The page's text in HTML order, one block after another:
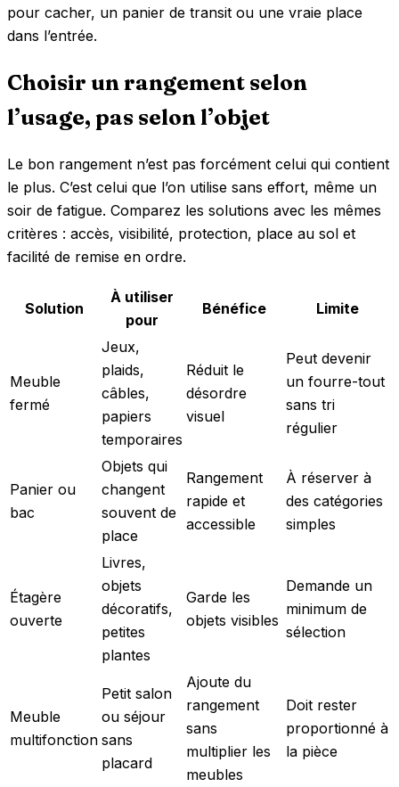
pour cacher, un panier de transit ou une vraie place
dans l’entrée.
Choisir un rangement selon
l’usage, pas selon l’objet
Le bon rangement n’est pas forcément celui qui contient
le plus. C’est celui que l’on utilise sans effort, même un
soir de fatigue. Comparez les solutions avec les mêmes
critères : accès, visibilité, protection, place au sol et
facilité de remise en ordre.
Solution
À utiliser
pour
Bénéfice Limite
Meuble
fermé
Jeux,
plaids,
câbles,
papiers
temporaires
Réduit le
désordre
visuel
Peut devenir
un fourre-tout
sans tri
régulier
Panier ou
bac
Objets qui
changent
souvent de
place
Rangement
rapide et
accessible
À réserver à
des catégories
simples
Étagère
ouverte
Livres,
objets
décoratifs,
petites
plantes
Garde les
objets visibles
Demande un
minimum de
sélection
Meuble
multifonction
Petit salon
ou séjour
sans
placard
Ajoute du
rangement
sans
multiplier les
meubles
Doit rester
proportionné à
la pièce